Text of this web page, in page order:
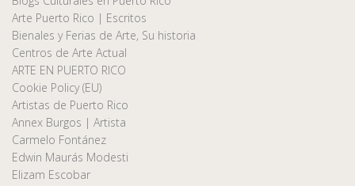
Arte Puerto Rico | Escritos
Bienales y Ferias de Arte, Su historia
Centros de Arte Actual
ARTE EN PUERTO RICO
Cookie Policy (EU)
Artistas de Puerto Rico
Annex Burgos | Artista
Carmelo Fontánez
Edwin Maurás Modesti
Elizam Escobar